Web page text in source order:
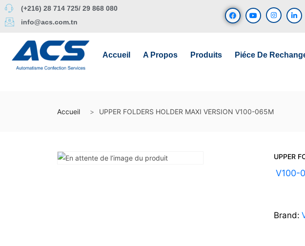
(+216) 28 714 725/ 29 868 080
info@acs.com.tn
Accueil A Propos Produits Piéce De
Accueil UPPER FOLDERS HOLDER MAXI VERSION V100-065M
UPPER
V100-
Brand: